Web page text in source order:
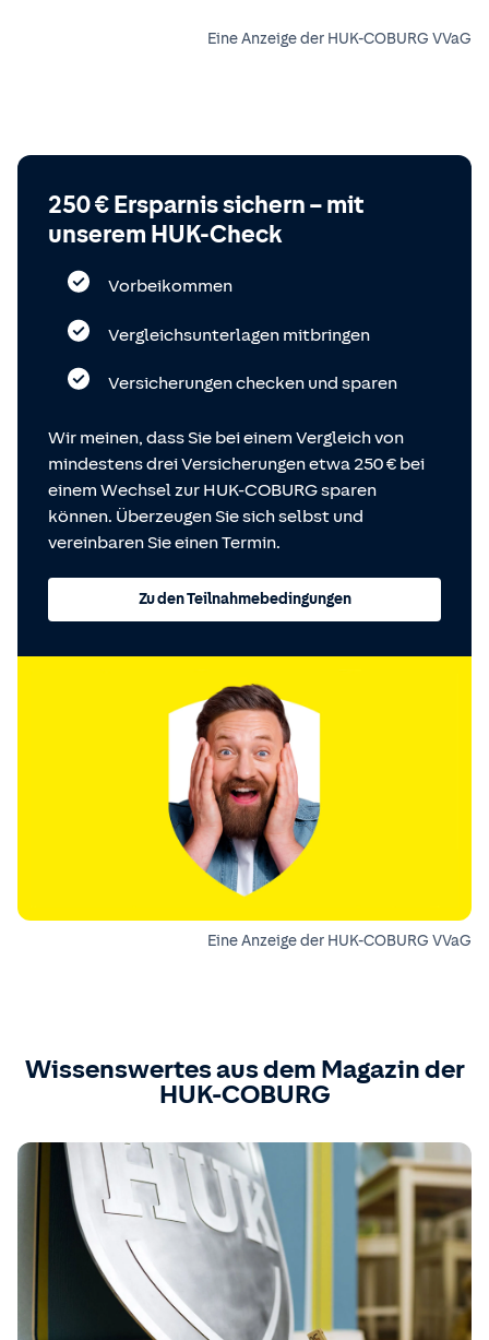
Eine Anzeige der HUK-COBURG VVaG
250 € Ersparnis sichern – mit
unserem HUK-Check
Vorbeikommen
Vergleichsunterlagen mitbringen
Versicherungen checken und sparen
Wir meinen, dass Sie bei einem Vergleich von
mindestens drei Versicherungen etwa 250 € bei
einem Wechsel zur HUK-COBURG sparen
können. Überzeugen Sie sich selbst und
vereinbaren Sie einen Termin.
Zu den Teilnahmebedingungen
Eine Anzeige der HUK-COBURG VVaG
Wissenswertes aus dem Magazin der
HUK-COBURG